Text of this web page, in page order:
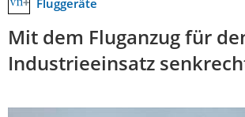
Mit dem Fluganzug für
Industrieeinsatz